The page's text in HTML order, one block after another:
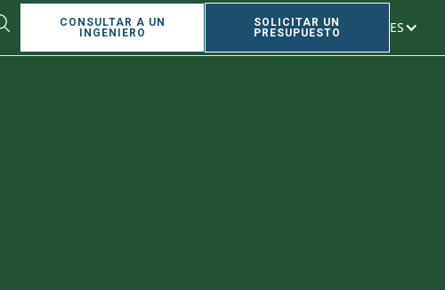
CONSULTAR A UN
INGENIERO
SOLICITAR UN
PRESUPUESTO
ES